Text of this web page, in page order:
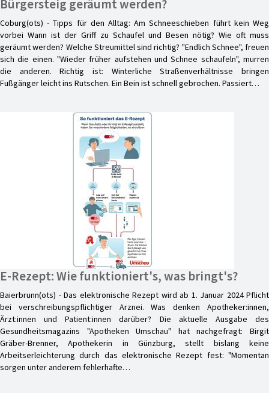
Bürgersteig geräumt werden?
Coburg(ots) - Tipps für den Alltag: Am Schneeschieben führt kein Weg
vorbei Wann ist der Griff zu Schaufel und Besen nötig? Wie oft muss
geräumt werden? Welche Streumittel sind richtig? "Endlich Schnee", freuen
sich die einen. "Wieder früher aufstehen und Schnee schaufeln", murren
die anderen. Richtig ist: Winterliche Straßenverhältnisse bringen
Fußgänger leicht ins Rutschen. Ein Bein ist schnell gebrochen. Passiert…
E-Rezept: Wie funktioniert's, was bringt's?
Baierbrunn(ots) - Das elektronische Rezept wird ab 1. Januar 2024 Pflicht
bei verschreibungspflichtiger Arznei. Was denken Apotheker:innen,
Ärzt:innen und Patient:innen darüber? Die aktuelle Ausgabe des
Gesundheitsmagazins "Apotheken Umschau" hat nachgefragt: Birgit
Gräber-Brenner, Apothekerin in Günzburg, stellt bislang keine
Arbeitserleichterung durch das elektronische Rezept fest: "Momentan
sorgen unter anderem fehlerhafte…